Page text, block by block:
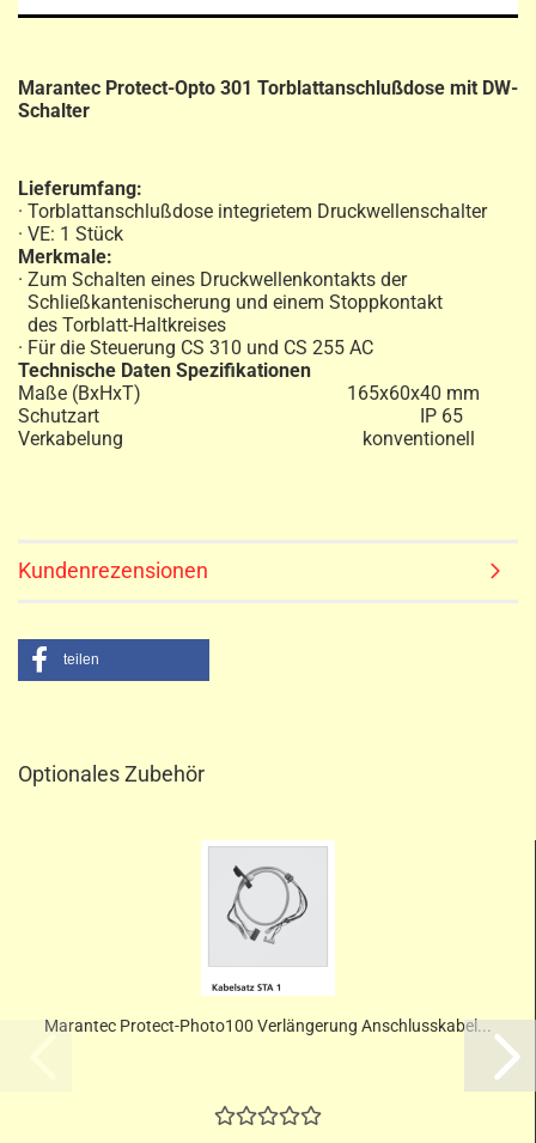
Marantec Protect-Opto 301 Torblattanschlußdose mit DW-
Schalter
Lieferumfang:
· Torblattanschlußdose integrietem Druckwellenschalter
· VE: 1 Stück
Merkmale:
· Zum Schalten eines Druckwellenkontakts der
Schließkantenischerung und einem Stoppkontakt
des Torblatt-Haltkreises
· Für die Steuerung CS 310 und CS 255 AC
Technische Daten Spezifikationen
Maße (BxHxT) 165x60x40 mm
Schutzart IP 65
Verkabelung konventionell
Kundenrezensionen
teilen
Optionales Zubehör
Marantec Protect-Photo100 Verlängerung Anschlusskabel...